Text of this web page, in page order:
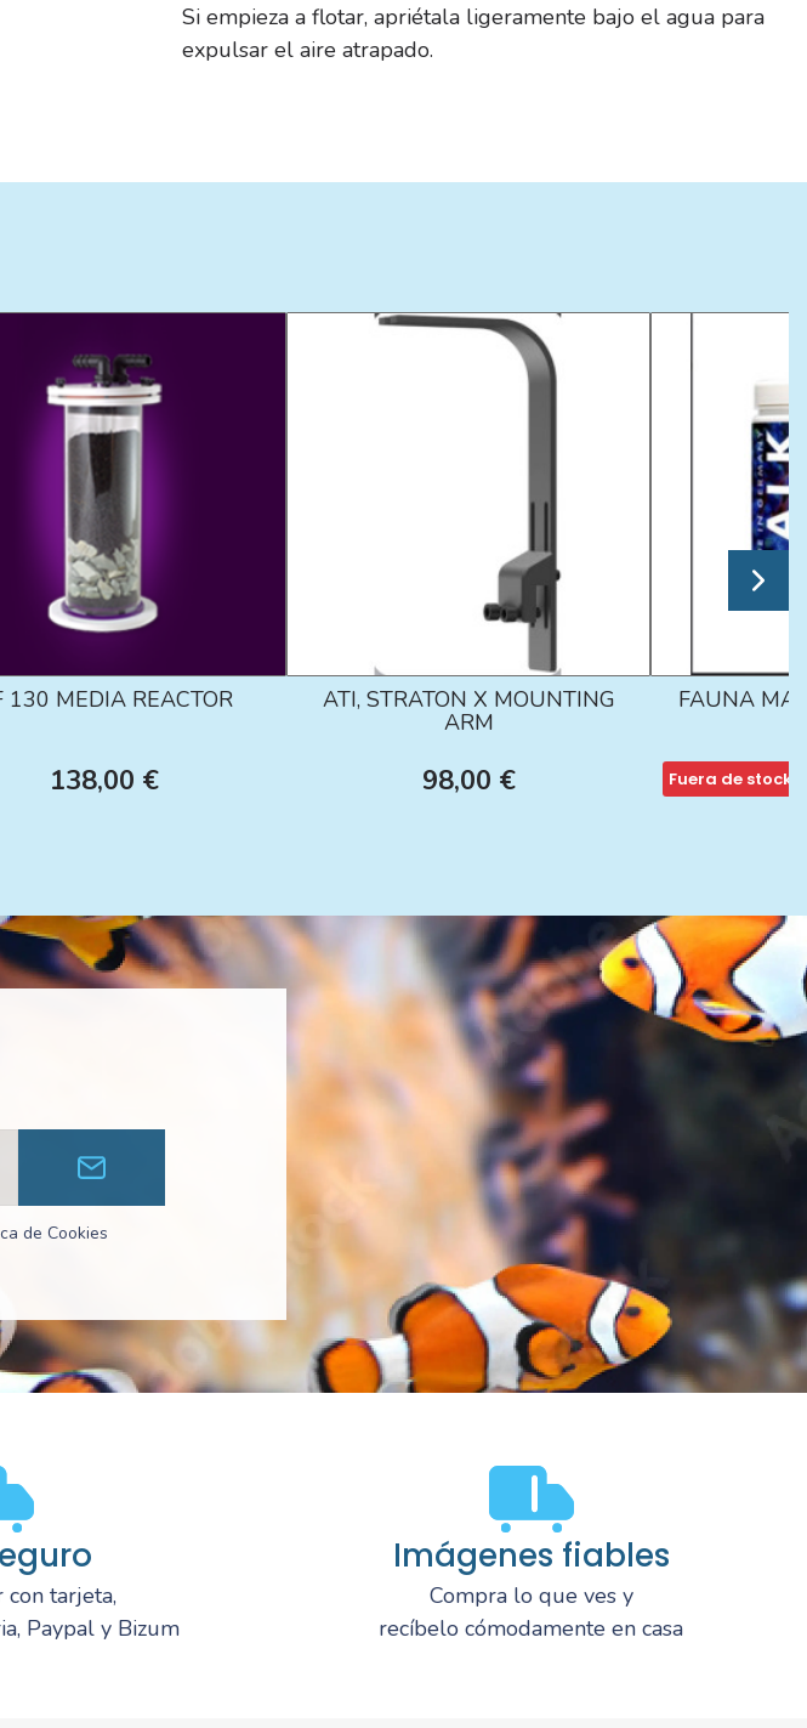
Si empieza a flotar, apriétala ligeramente bajo el agua para
expulsar el aire atrapado.
130 MEDIA REACTOR
138,00 €
ATI, STRATON X MOUNTING
ARM
98,00 €
FAUNA
Fuera de stock
de Cookies
con tarjeta,
Paypal y Bizum
Imágenes fiables
Compra lo que ves y
recíbelo cómodamente en casa